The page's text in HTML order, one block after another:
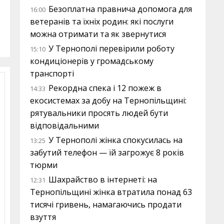
16:00 Безоплатна правнича допомога для
ветеранів та їхніх родин: які послуги
можна отримати та як звернутися
15:10 У Тернополі перевірили роботу
кондиціонерів у громадському
транспорті
14:33 Рекордна спека і 12 пожеж в
екосистемах за добу на Тернопільщині:
рятувальники просять людей бути
відповідальними
13:25 У Тернополі жінка спокусилась на
забутий телефон — їй загрожує 8 років
тюрми
12:31 Шахрайство в інтернеті: на
Тернопільщині жінка втратила понад 63
тисячі гривень, намагаючись продати
взуття